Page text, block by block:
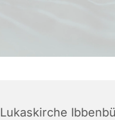
Lukaskirche